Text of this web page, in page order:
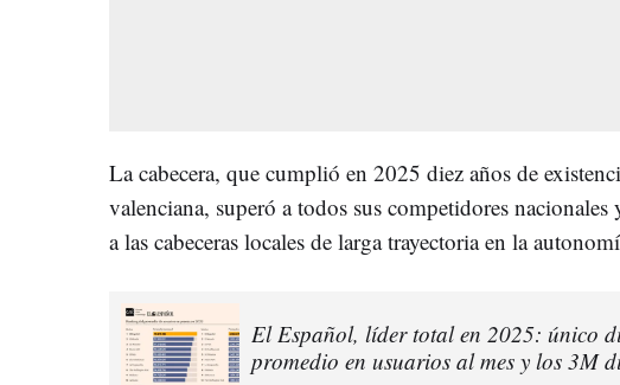
La cabecera, que cumplió en 2025 diez años de
valenciana, superó a todos sus competidores
a las cabeceras locales de larga trayectoria en la
El Español, líder total en 2025: único
promedio en usuarios al mes y los 3M